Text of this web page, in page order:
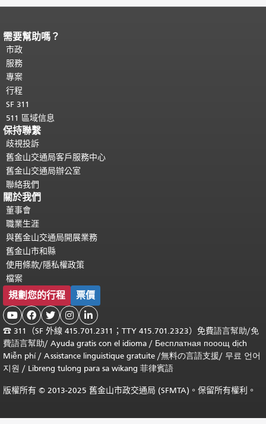
頁面內容結束。
都會重複顯示。
需要幫助嗎？
市政
服務
專案
行程
SF 311
511 區域信息
保持聯繫
歧視投訴
舊金山交通局客戶服務中心
舊金山交通局辦公室
聯絡我們
關於我們
董事會
職業生涯
與舊金山交通局開展業務
舊金山市和縣
使用條款/隱私權政策
檔案
規劃您的行程 票價
    
☎ 311（SF 外線 415.701.2311；TTY 415.701.2323）免費語言幫助/免
費語言幫助/ Ayuda gratis con el idioma / Бесплатная пооощ dịch
Miễn phí/ Assistance linguistique gratuite /無料の言語支援/ 무료 언어
지원 / Libreng tulong para sa wikang 菲律賓語
版權所有 © 2013-2025 舊金山市政交通局 (SFMTA)。保留所有權利。